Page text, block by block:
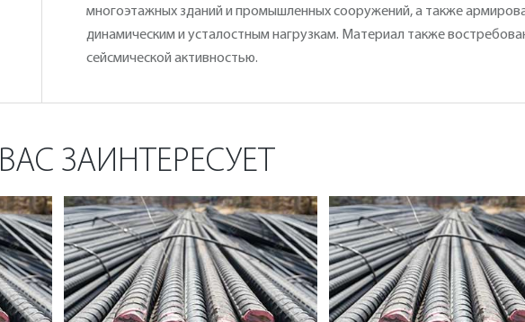
многоэтажных зданий и промышленных сооружений, а также
динамическим и усталостным нагрузкам. Материал также
сейсмической активностью.
ВАС ЗАИНТЕРЕСУЕТ